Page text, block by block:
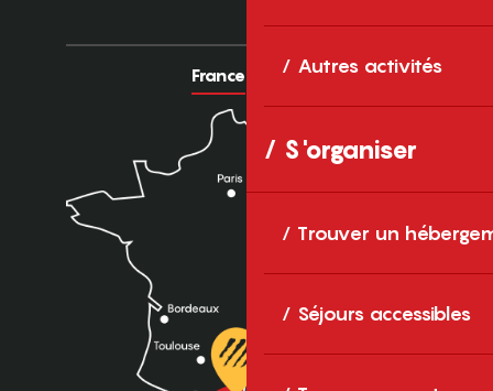
Autres activités
S'organiser
Trouver un
Séjours accessibles
France Europe